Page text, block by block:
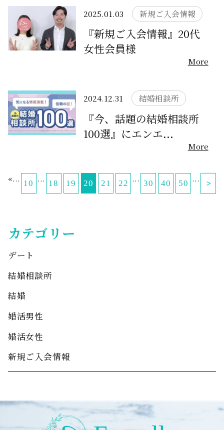
お知らせ
2025.01.03 新規ご入会情報
『新規ご入会情報』20代
女性会員様
More
2024.12.31 結婚相談所
『今、話題の結婚相談所
100選』にエンエ...
More
«... 10 ... 18 19 20 21 22 ... 30 40 50 ...
カテゴリー
デート
結婚相談所
結婚
婚活男性
婚活女性
新規ご入会情報